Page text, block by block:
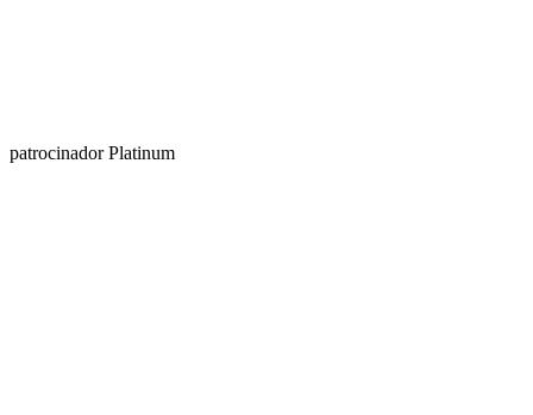
patrocinador Platinum